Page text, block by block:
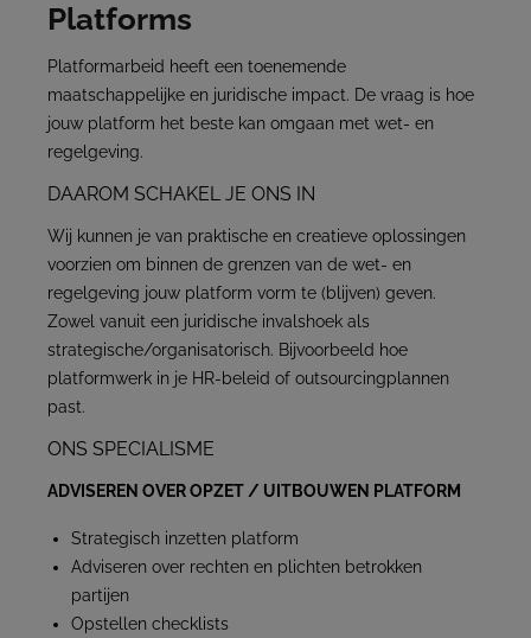
Platforms
Platformarbeid heeft een toenemende
maatschappelijke en juridische impact. De vraag is hoe
jouw platform het beste kan omgaan met wet- en
regelgeving.
DAAROM SCHAKEL JE ONS IN
Wij kunnen je van praktische en creatieve oplossingen
voorzien om binnen de grenzen van de wet- en
regelgeving jouw platform vorm te (blijven) geven.
Zowel vanuit een juridische invalshoek als
strategische/organisatorisch. Bijvoorbeeld hoe
platformwerk in je HR-beleid of outsourcingplannen
past.
ONS SPECIALISME
ADVISEREN OVER OPZET / UITBOUWEN PLATFORM
Strategisch inzetten platform
Adviseren over rechten en plichten betrokken
partijen
Opstellen checklists